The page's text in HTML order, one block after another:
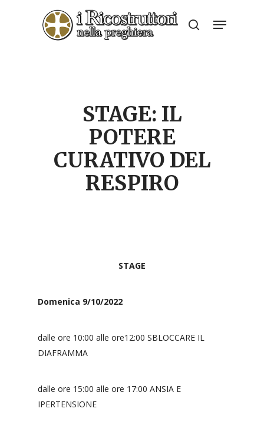
search
Menu
STAGE: IL
POTERE
CURATIVO DEL
RESPIRO
STAGE
Domenica 9/10/2022
dalle ore 10:00 alle ore12:00 SBLOCCARE IL
DIAFRAMMA
dalle ore 15:00 alle ore 17:00 ANSIA E
IPERTENSIONE